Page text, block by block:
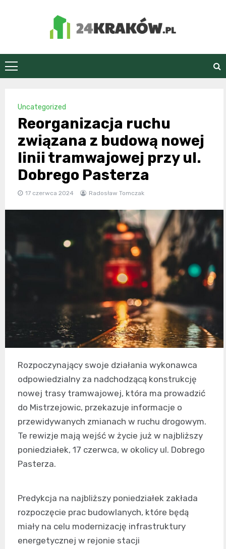
24Kraków.pl
Uncategorized
Reorganizacja ruchu
związana z budową nowej
linii tramwajowej przy ul.
Dobrego Pasterza
17 czerwca 2024 Radosław Tomczak
Rozpoczynający swoje działania wykonawca
odpowiedzialny za nadchodzącą konstrukcję
nowej trasy tramwajowej, która ma prowadzić
do Mistrzejowic, przekazuje informacje o
przewidywanych zmianach w ruchu drogowym.
Te rewizje mają wejść w życie już w najbliższy
poniedziałek, 17 czerwca, w okolicy ul. Dobrego
Pasterza.
Predykcja na najbliższy poniedziałek zakłada
rozpoczęcie prac budowlanych, które będą
miały na celu modernizację infrastruktury
energetycznej w rejonie stacji